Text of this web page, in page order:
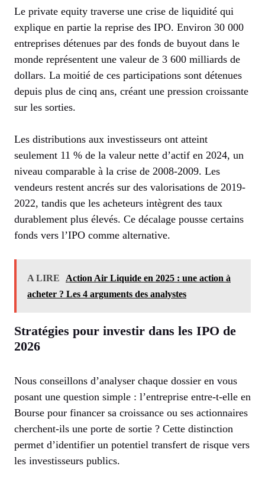
Le private equity traverse une crise de liquidité qui
explique en partie la reprise des IPO. Environ 30 000
entreprises détenues par des fonds de buyout dans le
monde représentent une valeur de 3 600 milliards de
dollars. La moitié de ces participations sont détenues
depuis plus de cinq ans, créant une pression croissante
sur les sorties.
Les distributions aux investisseurs ont atteint
seulement 11 % de la valeur nette d’actif en 2024, un
niveau comparable à la crise de 2008-2009. Les
vendeurs restent ancrés sur des valorisations de 2019-
2022, tandis que les acheteurs intègrent des taux
durablement plus élevés. Ce décalage pousse certains
fonds vers l’IPO comme alternative.
A LIRE
Action Air Liquide en 2025 : une action à
acheter ? Les 4 arguments des analystes
Stratégies pour investir dans les IPO de
2026
Nous conseillons d’analyser chaque dossier en vous
posant une question simple : l’entreprise entre-t-elle en
Bourse pour financer sa croissance ou ses actionnaires
cherchent-ils une porte de sortie ? Cette distinction
permet d’identifier un potentiel transfert de risque vers
les investisseurs publics.